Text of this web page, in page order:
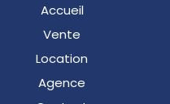
Accueil
Vente
Location
Agence